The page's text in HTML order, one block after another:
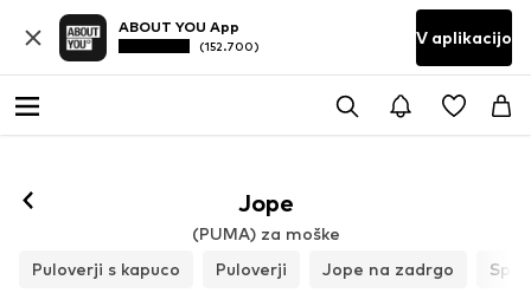
ABOUT YOU App
(152.700) V aplikacijo
Jope
(PUMA) za moške
Puloverji s kapuco
Puloverji Jope na zadrgo